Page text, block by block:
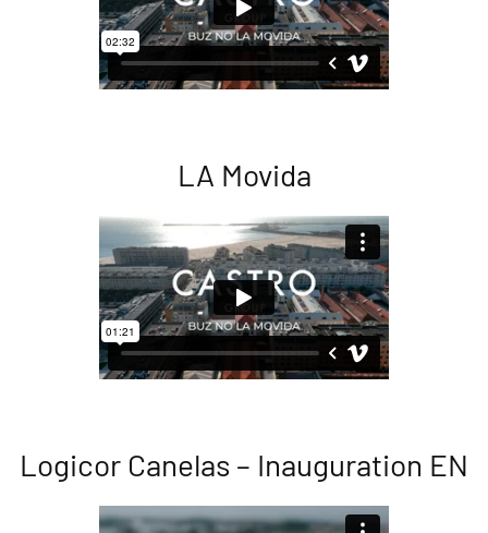
LA Movida
Logicor Canelas – Inauguration EN